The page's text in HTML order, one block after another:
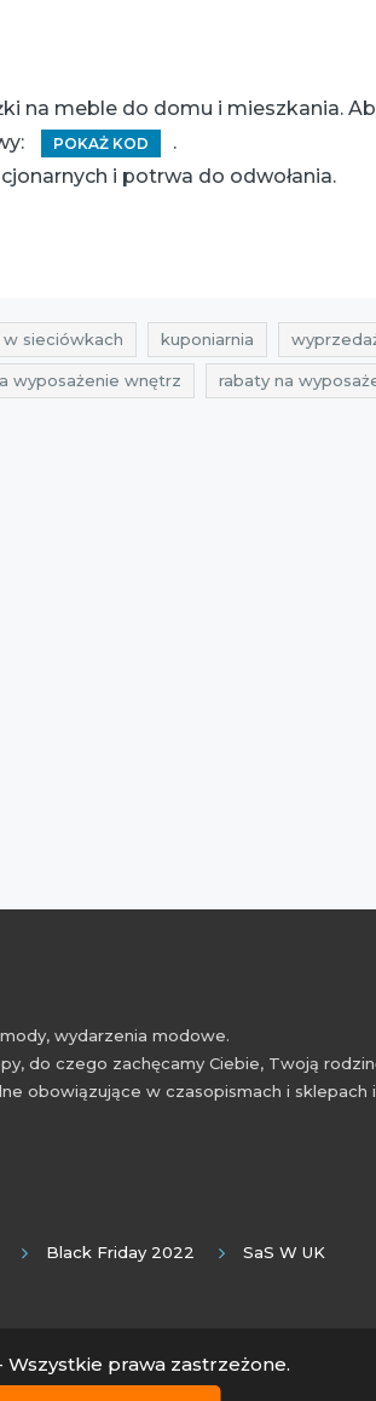
na meble do domu i mieszkania.
POKAŻ KOD
.
i potrwa do odwołania.
sieciówkach kuponiarnia
wyposażenie wnętrz rabaty na
wydarzenia modowe.
do czego zachęcamy Ciebie, Twoją
obowiązujące w czasopismach i
Black Friday 2022 SaS W UK
prawa zastrzeżone.